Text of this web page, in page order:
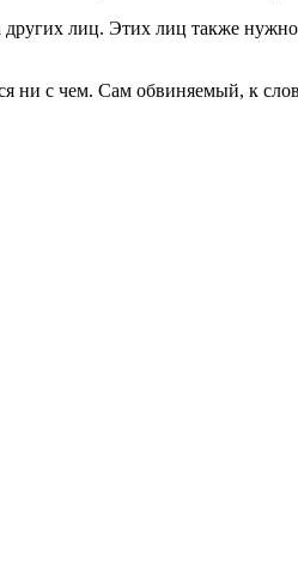
лиц. Этих лиц также
ни с чем. Сам обвиняемый, к